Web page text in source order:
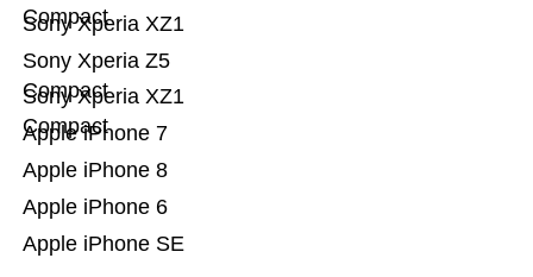
Apple iPhone SE
Apple iPhone 6
Apple iPhone 8
Apple iPhone 7
Sony Xperia XZ1
Compact
Sony Xperia Z5
Compact
Sony Xperia XZ1
Compact